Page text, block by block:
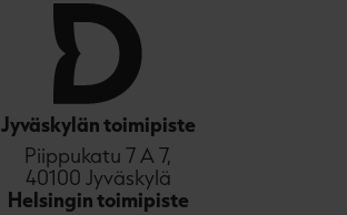
Jyväskylän toimipiste
Piippukatu 7 A 7,
40100 Jyväskylä
Helsingin toimipiste